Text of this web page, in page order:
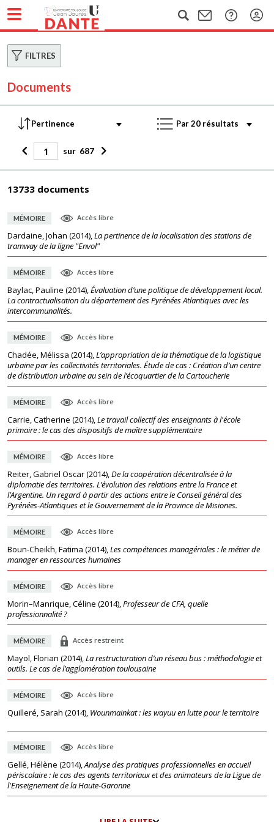
FILTRES
Documents
sur 687
13733 documents
MÉMOIRE Accès libre
Dardaine, Johan (2014),La pertinence de la localisation des stations de
tramway de la ligne "Envol"
MÉMOIRE Accès libre
Baylac, Pauline (2014),Évaluation d’une politique de développement local.
La contractualisation du département des Pyrénées Atlantiques avec les
intercommunalités.
MÉMOIRE Accès libre
Chadée, Mélissa (2014),L’appropriation de la thématique de la logistique
urbaine par les collectivités territoriales. Étude de cas : Création d’un centre
de distribution urbaine au sein de l’écoquartier de la Cartoucherie
MÉMOIRE Accès libre
Carrie, Catherine (2014),Le travail collectif des enseignants à l'école
primaire : le cas des dispositifs de maître supplémentaire
MÉMOIRE Accès libre
Reiter, Gabriel Oscar(2014),De la coopération décentralisée à la
diplomatie des territoires. L’évolution des relations entre la France et
l’Argentine. Un regard à partir des actions entre le Conseil général des
Pyrénées-Atlantiques et le Gouvernement de la Province de Misiones.
MÉMOIRE Accès libre
Boun-Cheikh, Fatima (2014),Les compétences managériales : le métier de
manager en ressources humaines
MÉMOIRE Accès libre
Morin–Manrique, Céline (2014),Professeur de CFA, quelle
professionnalité ?
MÉMOIRE Accès restreint
Mayol, Florian (2014),La restructuration d’un réseau bus : méthodologie et
outils. Le cas de l’agglomération toulousaine
MÉMOIRE Accès libre
Quilleré, Sarah (2014), Wounmainkat : les wayuu en lutte pour le territoire
MÉMOIRE Accès libre
Gellé, Hélène (2014),Analyse des pratiques professionnelles en accueil
périscolaire : le cas des agents territoriaux et des animateurs de la Ligue de
l'Enseignement de la Haute-Garonne